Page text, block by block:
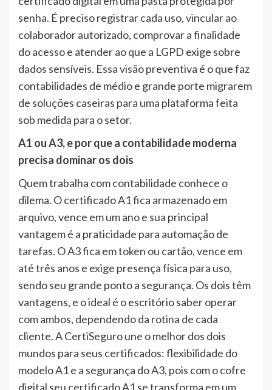
senha. É preciso registrar cada uso, vincular ao
colaborador autorizado, comprovar a finalidade
do acesso e atender ao que a LGPD exige sobre
dados sensíveis. Essa visão preventiva é o que faz
contabilidades de médio e grande porte migrarem
de soluções caseiras para uma plataforma feita
sob medida para o setor.
A1 ou A3, e por que a contabilidade moderna
precisa dominar os dois
Quem trabalha com contabilidade conhece o
dilema. O certificado A1 fica armazenado em
arquivo, vence em um ano e sua principal
vantagem é a praticidade para automação de
tarefas. O A3 fica em token ou cartão, vence em
até três anos e exige presença física para uso,
sendo seu grande ponto a segurança. Os dois têm
vantagens, e o ideal é o escritório saber operar
com ambos, dependendo da rotina de cada
cliente. A CertiSeguro une o melhor dos dois
mundos para seus certificados: flexibilidade do
modelo A1 e a segurança do A3, pois com o cofre
digital seu certificado A1 se transforma em um